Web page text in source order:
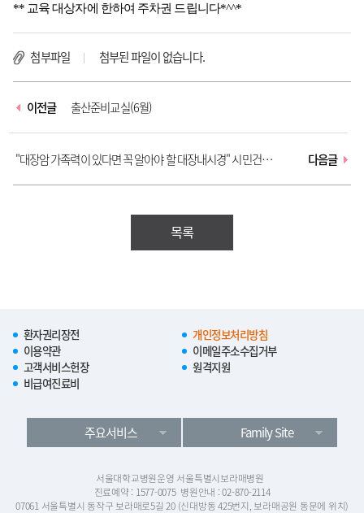
** 교육 대상자에 한하여 주차권 드립니다*^^*
첨부파일 첨부된 파일이 없습니다.
이전글 출산준비교실(6월)
"대장암 가족력이 있다면 꼭 알아야 할 대장내시경" 시민건강강
좌
다음글
목록
환자권리장전
개인정보처리방침
이용약관
이메일주소수집거부
고객서비스헌장
원격지원
비급여진료비
주요서비스 Family Site
서울대학교병원운영 서울특별시보라매병원
진료예약 : 1577-0075 병원안내 : 02-870-2114
07061 서울특별시 동작구 보라매로5길 20 (신대방동 425번지, 보라매공원 동문에 위치)